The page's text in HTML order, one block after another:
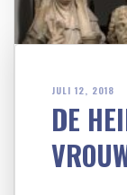
JULI 12, 2018
DE